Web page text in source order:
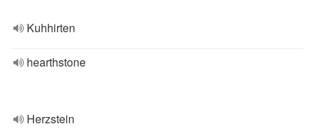
Kuhhirten
hearthstone
Herzstein